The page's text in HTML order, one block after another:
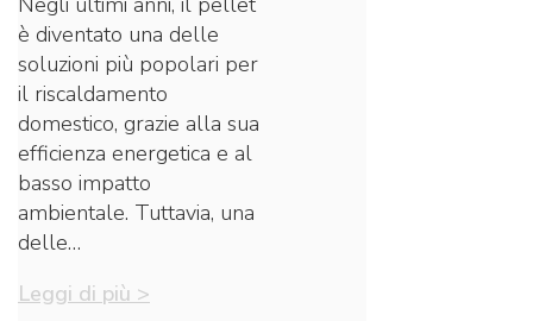
è diventato una delle
soluzioni più popolari per
il riscaldamento
domestico, grazie alla sua
efficienza energetica e al
basso impatto
ambientale. Tuttavia, una
delle…
Leggi di più >